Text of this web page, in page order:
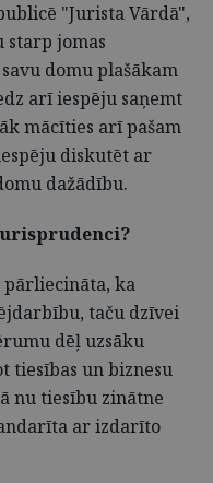
"Jurista Vārdā",
jomas
domu plašākam
arī iespēju saņemt
mācīties arī pašam
diskutēt ar
dažādību.
pārliecināta, ka
taču dzīvei
dēļ uzsāku
tiesības un biznesu
nu tiesību zinātne
ar izdarīto